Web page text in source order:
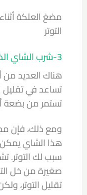
مضغ العلكة
التوتر
3-شرب الشاي الذي يقلل التوتر
هناك العديد من
تساعد في تقليل
تستمر من بضعة
ومع ذلك، فإن
هذا الشاي
سبب لك التوتر.
صغيرة من خل
تقليل التوتر،